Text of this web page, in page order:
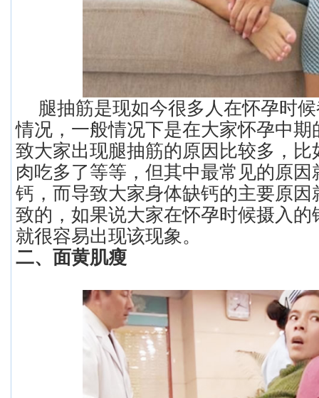
腿抽筋是现如今很多人在怀孕时
情况，一般情况下是在大家怀孕中期
致大家出现腿抽筋的原因比较多，比
肉吃多了等等，但其中最常见的原
钙，而导致大家身体缺钙的主要原因
致的，如果说大家在怀孕时候摄入的
就很容易出现该现象。
二、面黄肌瘦